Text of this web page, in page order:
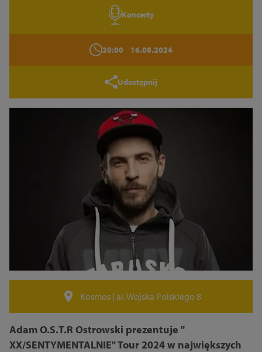
Koncerty
20:00 16.08.2024
Udostępnij
Kosmos | al. Wojska Polskiego 8
Adam O.S.T.R Ostrowski prezentuje "
XX/SENTYMENTALNIE" Tour 2024 w największych